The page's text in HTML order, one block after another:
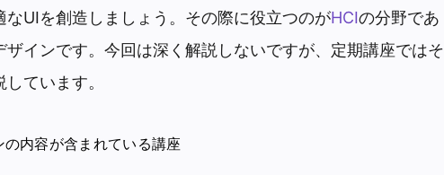
なUIを創造しましょう。その際に役立つのがHCIの分野であ
ザインです。今回は深く解説しないですが、定期講座ではそ
ています。
内容が含まれている講座